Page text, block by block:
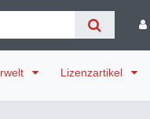
Lizenzartikel